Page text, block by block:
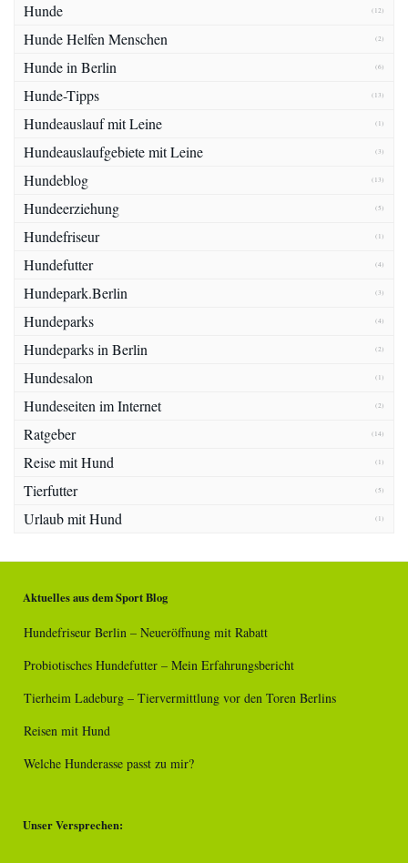
Hunde (12)
Hunde Helfen Menschen (2)
Hunde in Berlin (6)
Hunde-Tipps (13)
Hundeauslauf mit Leine (1)
Hundeauslaufgebiete mit Leine (3)
Hundeblog (13)
Hundeerziehung (5)
Hundefriseur (1)
Hundefutter (4)
Hundepark.Berlin (3)
Hundeparks (4)
Hundeparks in Berlin (2)
Hundesalon (1)
Hundeseiten im Internet (2)
Ratgeber (14)
Reise mit Hund (1)
Tierfutter (5)
Urlaub mit Hund (1)
Aktuelles aus dem Sport Blog
Hundefriseur Berlin – Neueröffnung mit Rabatt
Probiotisches Hundefutter – Mein Erfahrungsbericht
Tierheim Ladeburg – Tiervermittlung vor den Toren Berlins
Reisen mit Hund
Welche Hunderasse passt zu mir?
Unser Versprechen: